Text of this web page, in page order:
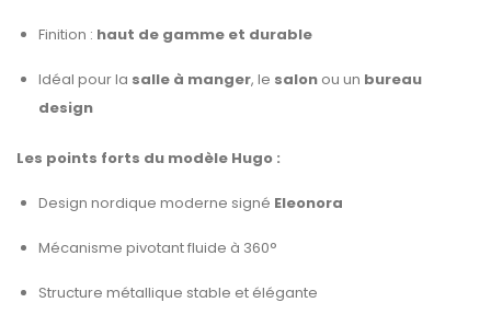
Finition : haut de gamme et durable
Idéal pour la salle à manger, le salon ou un bureau
design
Les points forts du modèle Hugo :
Design nordique moderne signé Eleonora
Mécanisme pivotant fluide à 360°
Structure métallique stable et élégante